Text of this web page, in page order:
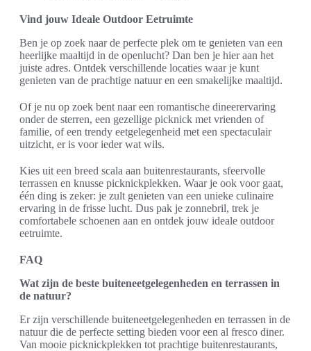
Vind jouw Ideale Outdoor Eetruimte
Ben je op zoek naar de perfecte plek om te genieten van een
heerlijke maaltijd in de openlucht? Dan ben je hier aan het
juiste adres. Ontdek verschillende locaties waar je kunt
genieten van de prachtige natuur en een smakelijke maaltijd.
Of je nu op zoek bent naar een romantische dineerervaring
onder de sterren, een gezellige picknick met vrienden of
familie, of een trendy eetgelegenheid met een spectaculair
uitzicht, er is voor ieder wat wils.
Kies uit een breed scala aan buitenrestaurants, sfeervolle
terrassen en knusse picknickplekken. Waar je ook voor gaat,
één ding is zeker: je zult genieten van een unieke culinaire
ervaring in de frisse lucht. Dus pak je zonnebril, trek je
comfortabele schoenen aan en ontdek jouw ideale outdoor
eetruimte.
FAQ
Wat zijn de beste buiteneetgelegenheden en terrassen in
de natuur?
Er zijn verschillende buiteneetgelegenheden en terrassen in de
natuur die de perfecte setting bieden voor een al fresco diner.
Van mooie picknickplekken tot prachtige buitenrestaurants,